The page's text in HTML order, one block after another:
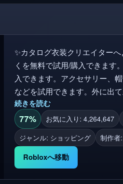
✨カタログ衣装クリエイター
くを無料で試用/購入できます
入できます。アクセサリー、
などを試用できます。外に出
べての衣装を保存してください! ✅ ゲーム内で購入した商品はすべて、Robloxイン
ベントリに入力され、すべてのゲームで使
の服装を試して欲しくない場
る」ボタンをクリックしてください。 ✨ ロブロックスグループ
https://www.roblox.com/groups/11757379 🌟 VIPサーバーは無料
ポートしたい場合は、親指を
続きを読む
77% お気に入り: 4,264,647
ジャンル: ショッピング
制作者:
Robloxへ移動